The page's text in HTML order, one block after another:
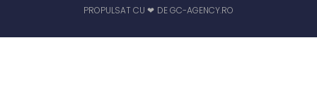
PROPULSAT CU ❤ DE GC-AGENCY.RO